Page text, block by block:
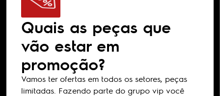
Quais as peças que
vão estar em
promoção?
Vamos ter ofertas em todos os setores, peças
limitadas. Fazendo parte do grupo vip você